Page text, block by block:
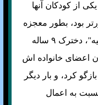
از کودکان آنها
بود، بطور معجزه
آسايی زنده ماند. "هدی غاليه"، دخترک ۹ ساله
اعضای خانواده اش
کرد، و بار ديگر
به اعمال